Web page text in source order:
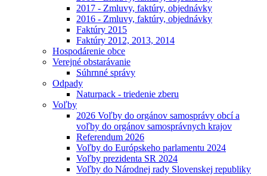
2017 - Zmluvy, faktúry, objednávky
2016 - Zmluvy, faktúry, objednávky
Faktúry 2015
Faktúry 2012, 2013, 2014
Hospodárenie obce
Verejné obstarávanie
Súhrnné správy
Odpady
Naturpack - triedenie zberu
Voľby
2026 Voľby do orgánov samosprávy obcí a
voľby do orgánov samosprávnych krajov
Referendum 2026
Voľby do Európskeho parlamentu 2024
Voľby prezidenta SR 2024
Voľby do Národnej rady Slovenskej republiky